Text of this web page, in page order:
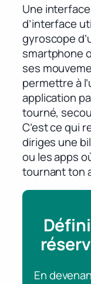
Une
d’interface
gyroscope
smartphone
ses
permettre à
application
tourné,
C’est ce qui
diriges une
ou les apps
tournant ton
En